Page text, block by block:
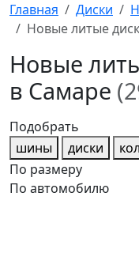
Главная Диски
Новые литые
Новые
в Самаре
Подобрать
шины
диски
По размеру
По автомобилю